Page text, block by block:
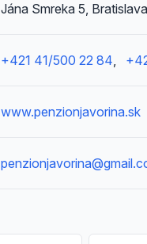
Jána Smreka 5, Bratislava
+421 41/500 22 84,
www.penzionjavorina.sk